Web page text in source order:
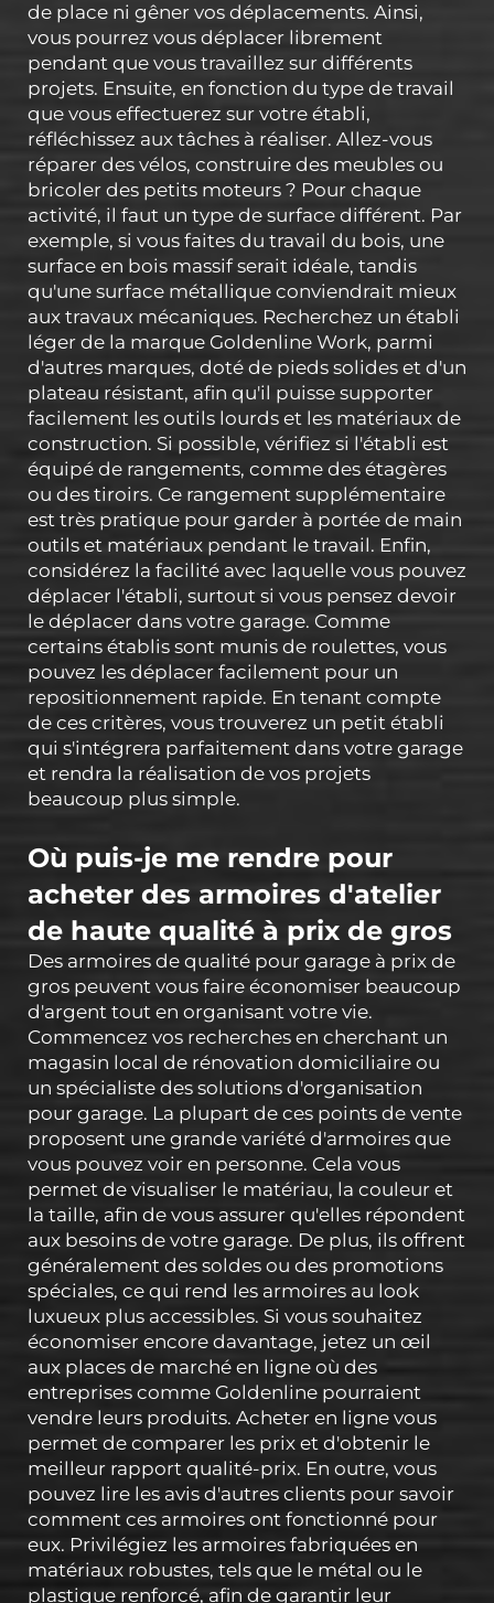
de place ni gêner vos déplacements. Ainsi,
vous pourrez vous déplacer librement
pendant que vous travaillez sur différents
projets. Ensuite, en fonction du type de travail
que vous effectuerez sur votre établi,
réfléchissez aux tâches à réaliser. Allez-vous
réparer des vélos, construire des meubles ou
bricoler des petits moteurs ? Pour chaque
activité, il faut un type de surface différent. Par
exemple, si vous faites du travail du bois, une
surface en bois massif serait idéale, tandis
qu'une surface métallique conviendrait mieux
aux travaux mécaniques. Recherchez un établi
léger de la marque Goldenline Work, parmi
d'autres marques, doté de pieds solides et d'un
plateau résistant, afin qu'il puisse supporter
facilement les outils lourds et les matériaux de
construction. Si possible, vérifiez si l'établi est
équipé de rangements, comme des étagères
ou des tiroirs. Ce rangement supplémentaire
est très pratique pour garder à portée de main
outils et matériaux pendant le travail. Enfin,
considérez la facilité avec laquelle vous pouvez
déplacer l'établi, surtout si vous pensez devoir
le déplacer dans votre garage. Comme
certains établis sont munis de roulettes, vous
pouvez les déplacer facilement pour un
repositionnement rapide. En tenant compte
de ces critères, vous trouverez un petit établi
qui s'intégrera parfaitement dans votre garage
et rendra la réalisation de vos projets
beaucoup plus simple.
Où puis-je me rendre pour
acheter des armoires d'atelier
de haute qualité à prix de gros
Des armoires de qualité pour garage à prix de
gros peuvent vous faire économiser beaucoup
d'argent tout en organisant votre vie.
Commencez vos recherches en cherchant un
magasin local de rénovation domiciliaire ou
un spécialiste des solutions d'organisation
pour garage. La plupart de ces points de vente
proposent une grande variété d'armoires que
vous pouvez voir en personne. Cela vous
permet de visualiser le matériau, la couleur et
la taille, afin de vous assurer qu'elles répondent
aux besoins de votre garage. De plus, ils offrent
généralement des soldes ou des promotions
spéciales, ce qui rend les armoires au look
luxueux plus accessibles. Si vous souhaitez
économiser encore davantage, jetez un œil
aux places de marché en ligne où des
entreprises comme Goldenline pourraient
vendre leurs produits. Acheter en ligne vous
permet de comparer les prix et d'obtenir le
meilleur rapport qualité-prix. En outre, vous
pouvez lire les avis d'autres clients pour savoir
comment ces armoires ont fonctionné pour
eux. Privilégiez les armoires fabriquées en
matériaux robustes, tels que le métal ou le
plastique renforcé, afin de garantir leur